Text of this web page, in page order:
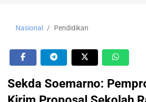
Nasional Pendidikan
Sekda Soemarno: